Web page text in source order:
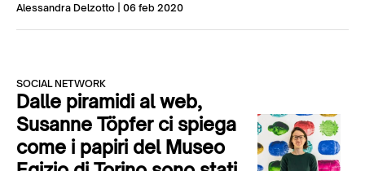
Alessandra Delzotto | 06 feb 2020
SOCIAL NETWORK
Dalle piramidi al web,
Susanne Töpfer ci spiega
come i papiri del Museo